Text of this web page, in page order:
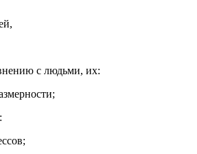
с людьми, их: